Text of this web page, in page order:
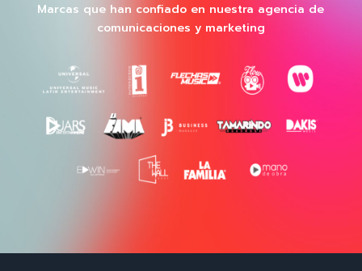
Marcas que han confiado en nuestra agencia de
comunicaciones y marketing